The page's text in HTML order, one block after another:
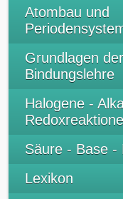
Atombau und
Grundlagen der
Bindungslehre
Halogene -
Säure - Base -
Lexikon